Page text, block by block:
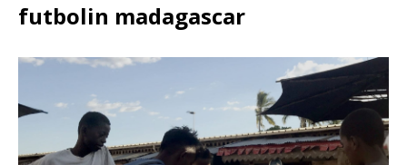
futbolin madagascar